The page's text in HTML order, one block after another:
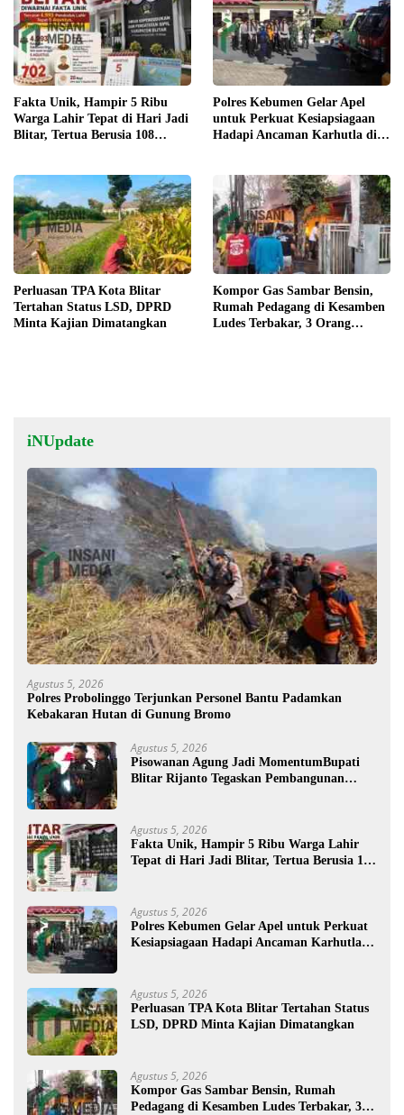
Fakta Unik, Hampir 5 Ribu
Warga Lahir Tepat di Hari Jadi
Blitar, Tertua Berusia 108
Polres Kebumen Gelar Apel
untuk Perkuat Kesiapsiagaan
Hadapi Ancaman Karhutla di
Perluasan TPA Kota Blitar
Tertahan Status LSD, DPRD
Minta Kajian Dimatangkan
Kompor Gas Sambar Bensin,
Rumah Pedagang di Kesamben
Ludes Terbakar, 3 Orang
iNUpdate
Agustus 5, 2026
Polres Probolinggo Terjunkan Personel Bantu Padamkan
Kebakaran Hutan di Gunung Bromo
Agustus 5, 2026
Pisowanan Agung Jadi MomentumBupati
Blitar Rijanto Tegaskan Pembangunan
Agustus 5, 2026
Fakta Unik, Hampir 5 Ribu Warga Lahir
Tepat di Hari Jadi Blitar, Tertua Berusia 108
Agustus 5, 2026
Polres Kebumen Gelar Apel untuk Perkuat
Kesiapsiagaan Hadapi Ancaman Karhutla di
Agustus 5, 2026
Perluasan TPA Kota Blitar Tertahan Status
LSD, DPRD Minta Kajian Dimatangkan
Agustus 5, 2026
Kompor Gas Sambar Bensin, Rumah
Pedagang di Kesamben Ludes Terbakar, 3